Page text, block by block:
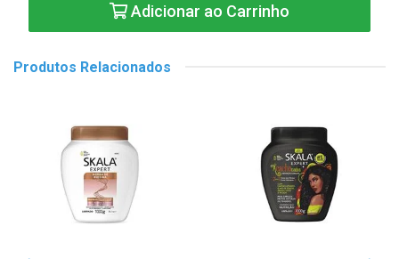
Adicionar ao Carrinho
Produtos Relacionados